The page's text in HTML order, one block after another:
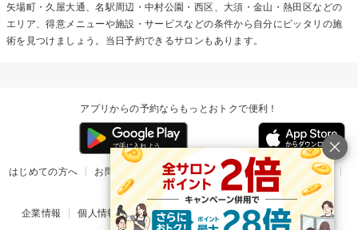
矢場町・久屋大通、名駅周辺・中村公園・西区、大須・金山・熱田区などの
エリア、得意メニューや施設・サービスなどの条件から自分にピッタリの施
術を見つけましょう。当日予約できるサロンもあります。
アプリからの予約ならもっとおトクで便利！
はじめての方へ お問い合わせ ヘルプ リリース情報
利用規約
掲載ご希望のサロン様
企業情報 個人情報保護方針 楽天のサービス一覧 アプリ一覧